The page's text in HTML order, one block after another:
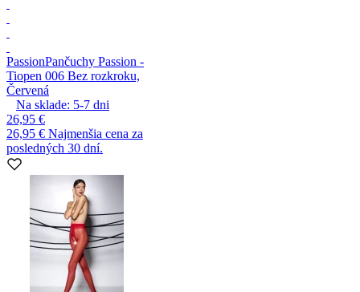
PassionPančuchy Passion -
Tiopen 006 Bez rozkroku,
Červená
Na sklade: 5-7 dni
26,95 €
26,95 € Najmenšia cena za
posledných 30 dní.